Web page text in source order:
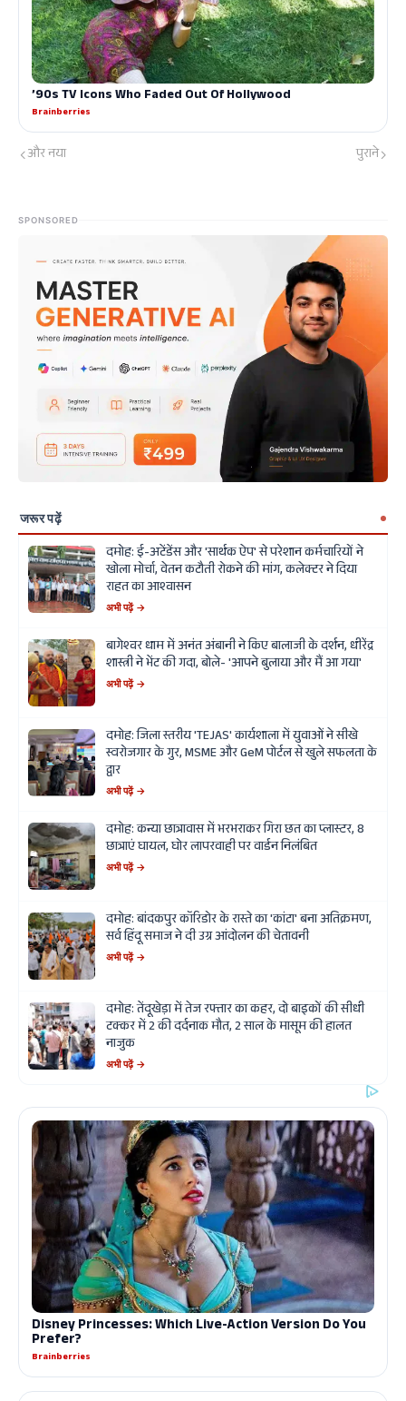
और नया पुराने
SPONSORED
जरूर पढ़ें
दमोह: ई-अटेंडेंस और 'सार्थक ऐप' से परेशान कर्मचारियों ने
खोला मोर्चा, वेतन कटौती रोकने की मांग, कलेक्टर ने दिया
राहत का आश्वासन
अभी पढ़ें →
बागेश्वर धाम में अनंत अंबानी ने किए बालाजी के दर्शन, धीरेंद्र
शास्त्री ने भेंट की गदा, बोले- 'आपने बुलाया और मैं आ गया'
अभी पढ़ें →
दमोह: जिला स्तरीय 'TEJAS' कार्यशाला में युवाओं ने सीखे
स्वरोजगार के गुर, MSME और GeM पोर्टल से खुले सफलता के
द्वार
अभी पढ़ें →
दमोह: कन्या छात्रावास में भरभराकर गिरा छत का प्लास्टर, 8
छात्राएं घायल, घोर लापरवाही पर वार्डन निलंबित
अभी पढ़ें →
दमोह: बांदकपुर कॉरिडोर के रास्ते का 'कांटा' बना अतिक्रमण,
सर्व हिंदू समाज ने दी उग्र आंदोलन की चेतावनी
अभी पढ़ें →
दमोह: तेंदूखेड़ा में तेज रफ्तार का कहर, दो बाइकों की सीधी
टक्कर में 2 की दर्दनाक मौत, 2 साल के मासूम की हालत
नाजुक
अभी पढ़ें →